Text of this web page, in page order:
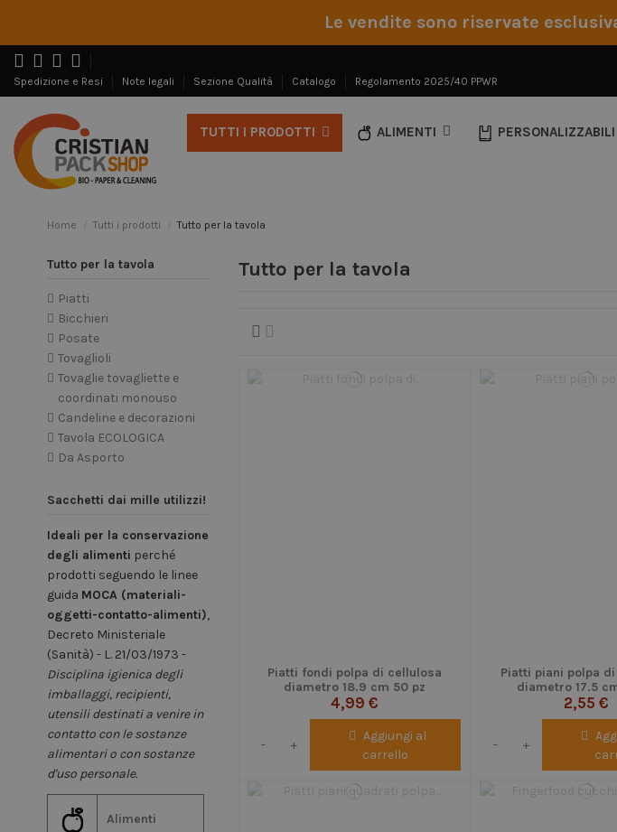
Le vendite sono riservate
Spedizione e Resi Note legali Sezione Qualità Catalogo Regolamento 2025/40 PPWR
TUTTI I PRODOTTI ALIMENTI PERSONALIZZABILI
Home Tutti i prodotti Tutto per la tavola
Tutto per la tavola
Piatti fondi polpa di cellulosa
diametro 18.9 cm 50 pz
4,99 €
- +
Aggiungi al
carrello
Piatti piani polpa
diametro 17.5
2,55 €
- +
Tutto per la tavola
Piatti
Bicchieri
Posate
Tovaglioli
Tovaglie tovagliette e
coordinati monouso
Candeline e decorazioni
Tavola ECOLOGICA
Da Asporto
Sacchetti dai mille utilizzi!
Ideali per la conservazione
degli alimenti perché
prodotti seguendo le linee
guida MOCA (materiali-
oggetti-contatto-alimenti),
Decreto Ministeriale
(Sanità) - L. 21/03/1973 -
Disciplina igienica degli
imballaggi, recipienti,
utensili destinati a venire in
contatto con le sostanze
alimentari o con sostanze
d'uso personale.
Alimenti